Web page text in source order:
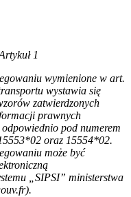
1
wymienione w art.
wystawia się
zatwierdzonych
prawnych
pod numerem
oraz 15554*02.
może być
„SIPSI” ministerstwa